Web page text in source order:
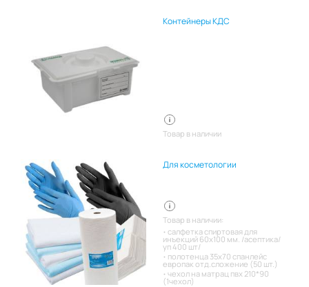
Контейнеры КДС
Товар в наличии
Для косметологии
Товар в наличии:
салфетка спиртовая для
инъекций 60х100 мм. /асептика/
уп 400 шт/
полотенца 35х70 спанлейс
европак отд.сложение (50 шт.)
чехол на матрац пвх 210*90
(1чехол)